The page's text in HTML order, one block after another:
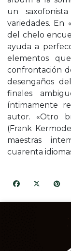
un
variedades. En
del chelo
ayuda a
elementos
confrontación
desengaños
finales
íntimamente
autor. «Otro
(Frank
maestras
cuarenta